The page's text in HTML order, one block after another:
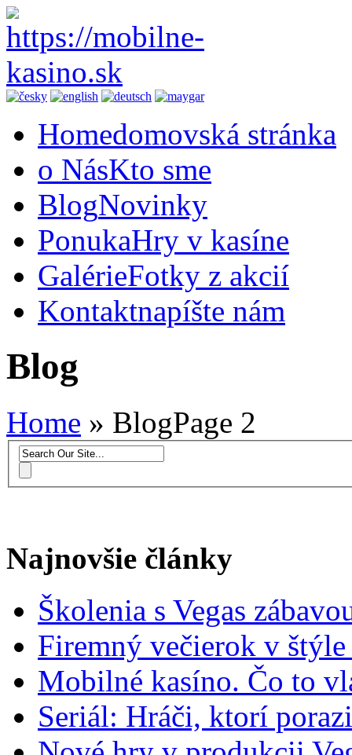
Homedomovská stránka
o NásKto sme
BlogNovinky
PonukaHry v kasíne
GalérieFotky z akcií
Kontaktnapíšte nám
Blog
Home » BlogPage 2
Najnovšie články
Školenia s Vegas
Firemný večierok v
Mobilné kasíno. Čo to
Seriál: Hráči, ktorí